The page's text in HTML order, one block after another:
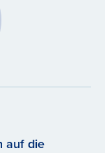
auf die